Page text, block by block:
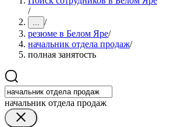
/
... /
резюме в Белом Яре/
начальник отдела продаж/
полная занятость
начальник отдела продаж